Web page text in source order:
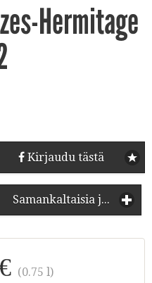
Hermitage
Kirjaudu tästä
Samankaltaisia juomia
(0.75 l)